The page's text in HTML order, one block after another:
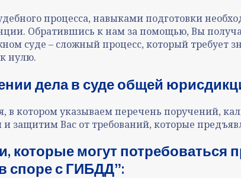
процесса, навыками подготовки
Обратившись к нам за помощью, Вы
суде – сложный процесс, который требует
нулю.
дела в суде общей
в котором указываем перечень поручений,
и защитим Вас от требований, которые
которые могут
споре с ГИБДДˮ: